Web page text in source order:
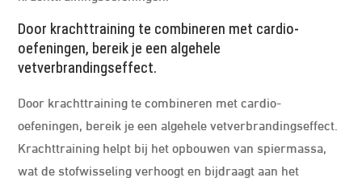
Door krachttraining te combineren met cardio-
oefeningen, bereik je een algehele
vetverbrandingseffect.
Door krachttraining te combineren met cardio-
oefeningen, bereik je een algehele vetverbrandingseffect.
Krachttraining helpt bij het opbouwen van spiermassa,
wat de stofwisseling verhoogt en bijdraagt aan het